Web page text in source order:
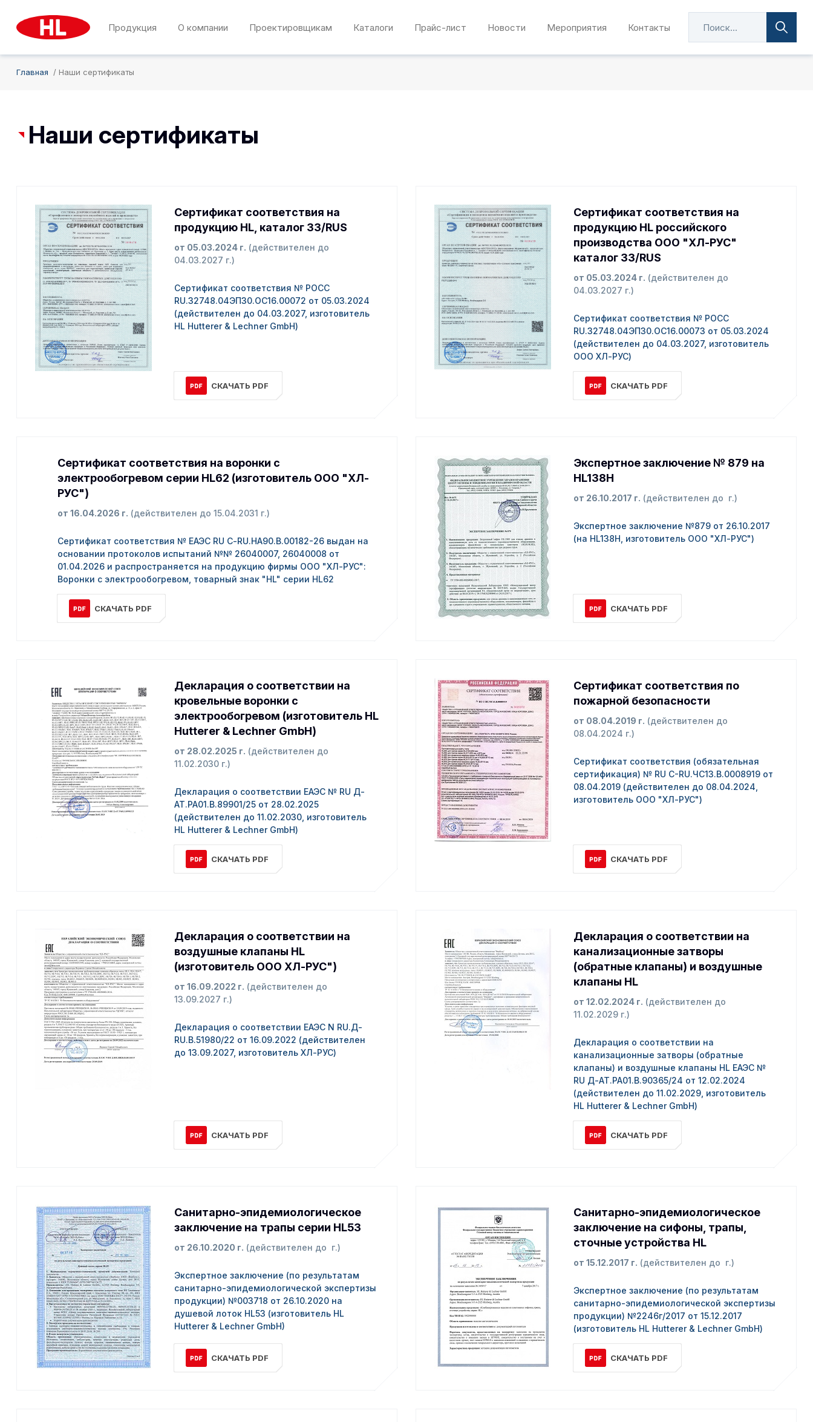
Продукция О компании Проектировщикам Каталоги Прайс-лист Новости Мероприятия Контакты
Главная Наши сертификаты
Наши сертификаты
Сертификат соответствия на
продукцию HL, каталог 33/RUS
от 05.03.2024 г. (действителен до
04.03.2027 г.)
Сертификат соответствия № РОСС
RU.32748.04ЭП30.ОС16.00072 от 05.03.2024
(действителен до 04.03.2027, изготовитель
HL Hutterer & Lechner GmbH)
СКАЧАТЬ PDF
Сертификат соответствия на
продукцию HL российского
производства OOO "ХЛ-РУС"
каталог 33/RUS
от 05.03.2024 г. (действителен до
04.03.2027 г.)
Сертификат соответствия № РОСС
RU.32748.04ЭП30.ОС16.00073 от 05.03.2024
(действителен до 04.03.2027, изготовитель
ООО ХЛ-РУС)
СКАЧАТЬ PDF
Сертификат соответствия на воронки с
электрообогревом серии HL62 (изготовитель ООО "ХЛ-
РУС")
от 16.04.2026 г. (действителен до 15.04.2031 г.)
Сертификат соответствия № ЕАЭС RU С-RU.НА90.В.00182-26 выдан на
основании протоколов испытаний №№ 26040007, 26040008 от
01.04.2026 и распространяется на продукцию фирмы ООО "ХЛ-РУС":
Воронки с электрообогревом, товарный знак "HL" серии HL62
СКАЧАТЬ PDF
Экспертное заключение № 879 на
HL138H
от 26.10.2017 г. (действителен до г.)
Экспертное заключение №879 от 26.10.2017
(на HL138H, изготовитель ООО "ХЛ-РУС")
СКАЧАТЬ PDF
Декларация о соответствии на
кровельные воронки с
электрообогревом (изготовитель HL
Hutterer & Lechner GmbH)
от 28.02.2025 г. (действителен до
11.02.2030 г.)
Декларация о соответствии ЕАЭС № RU Д-
АТ.PA01.В.89901/25 от 28.02.2025
(действителен до 11.02.2030, изготовитель
HL Hutterer & Lechner GmbH)
СКАЧАТЬ PDF
Сертификат соответствия по
пожарной безопасности
от 08.04.2019 г. (действителен до
08.04.2024 г.)
Сертификат соответствия (обязательная
сертификация) № RU C-RU.ЧС13.В.0008919 от
08.04.2019 (действителен до 08.04.2024,
изготовитель ООО "ХЛ-РУС")
СКАЧАТЬ PDF
Декларация о соответствии на
воздушные клапаны HL
(изготовитель ООО ХЛ-РУС")
от 16.09.2022 г. (действителен до
13.09.2027 г.)
Декларация о соответствии ЕАЭС N RU.Д-
RU.B.51980/22 от 16.09.2022 (действителен
до 13.09.2027, изготовитель ХЛ-РУС)
СКАЧАТЬ PDF
Декларация о соответствии на
канализационные затворы
(обратные клапаны) и воздушные
клапаны HL
от 12.02.2024 г. (действителен до
11.02.2029 г.)
Декларация о соответствии на
канализационные затворы (обратные
клапаны) и воздушные клапаны HL ЕАЭС №
RU Д-АТ.РА01.В.90365/24 от 12.02.2024
(действителен до 11.02.2029, изготовитель
HL Hutterer & Lechner GmbH)
СКАЧАТЬ PDF
Санитарно-эпидемиологическое
заключение на трапы серии HL53
от 26.10.2020 г. (действителен до г.)
Экспертное заключение (по результатам
санитарно-эпидемиологической экспертизы
продукции) №003718 от 26.10.2020 на
душевой лоток HL53 (изготовитель HL
Hutterer & Lechner GmbH)
СКАЧАТЬ PDF
Санитарно-эпидемиологическое
заключение на сифоны, трапы,
сточные устройства HL
от 15.12.2017 г. (действителен до г.)
Экспертное заключение (по результатам
санитарно-эпидемиологической экспертизы
продукции) №2246г/2017 от 15.12.2017
(изготовитель HL Hutterer & Lechner GmbH)
СКАЧАТЬ PDF